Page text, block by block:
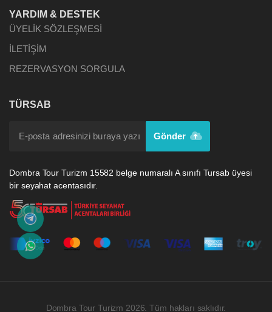
YARDIM & DESTEK
ÜYELİK SÖZLEŞMESİ
İLETİŞİM
REZERVASYON SORGULA
TÜRSAB
Gönder
Dombra Tour Turizm 15582 belge numaralı A sınıfı Tursab üyesi
bir seyahat acentasıdır.
Dombra Tour Turizm 2026. Tüm hakları saklıdır.